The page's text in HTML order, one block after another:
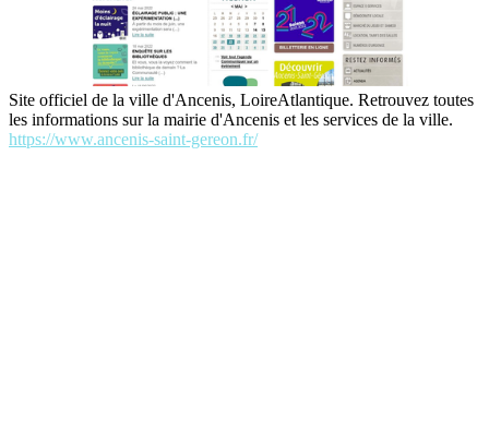
Site officiel de la ville d'Ancenis, LoireAtlantique. Retrouvez toutes
les informations sur la mairie d'Ancenis et les services de la ville.
https://www.ancenis-saint-gereon.fr/